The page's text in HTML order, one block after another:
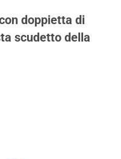
doppietta di
scudetto della